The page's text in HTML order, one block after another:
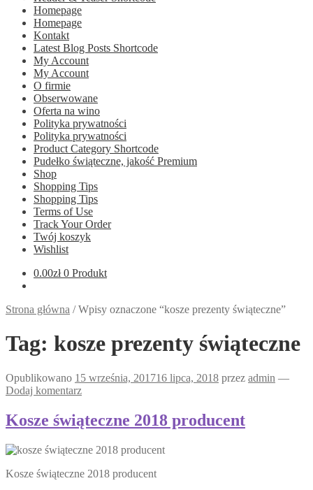
Homepage
Homepage
Kontakt
Latest Blog Posts Shortcode
My Account
My Account
O firmie
Obserwowane
Oferta na wino
Polityka prywatności
Polityka prywatności
Product Category Shortcode
Pudełko świąteczne, jakość Premium
Shop
Shopping Tips
Shopping Tips
Terms of Use
Track Your Order
Twój koszyk
Wishlist
0.00zł 0 Produkt
Strona główna /Wpisy oznaczone “kosze prezenty świąteczne”
Tag: kosze prezenty świąteczne
Opublikowano 15 września, 201716 lipca, 2018 przez admin —
Dodaj komentarz
Kosze świąteczne 2018 producent
Kosze świąteczne 2018 producent